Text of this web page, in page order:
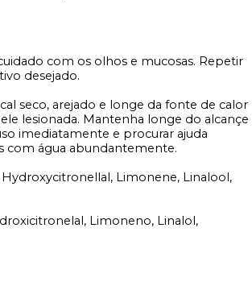
com os olhos e mucosas. Repetir
desejado.
seco, arejado e longe da fonte de calor
lesionada. Mantenha longe do alcançe
imediatamente e procurar ajuda
com água abundantemente.
Limonene, Linalool,
Limoneno, Linalol,